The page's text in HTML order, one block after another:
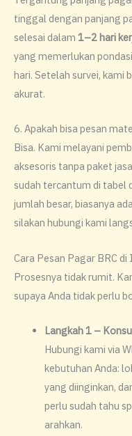
tinggal dengan panjang
selesai dalam 1–2 hari
yang memerlukan
hari. Setelah survei, kami
akurat.
6. Apakah bisa pesan
Bisa. Kami melayani
aksesoris tanpa paket
sudah tercantum di tabel
jumlah besar, biasanya
silakan hubungi kami
Cara Pesan Pagar BRC
Prosesnya tidak rumit.
supaya Anda tidak perlu
Langkah 1 –
Hubungi kami via
kebutuhan Anda:
yang diinginkan,
perlu sudah tahu
arahkan.